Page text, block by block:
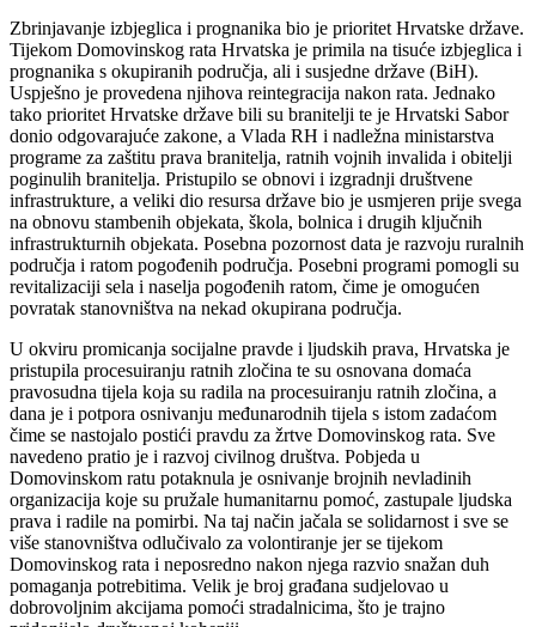
Zbrinjavanje izbjeglica i prognanika bio je prioritet Hrvatske države.
Tijekom Domovinskog rata Hrvatska je primila na tisuće izbjeglica i
prognanika s okupiranih područja, ali i susjedne države (BiH).
Uspješno je provedena njihova reintegracija nakon rata. Jednako
tako prioritet Hrvatske države bili su branitelji te je Hrvatski Sabor
donio odgovarajuće zakone, a Vlada RH i nadležna ministarstva
programe za zaštitu prava branitelja, ratnih vojnih invalida i obitelji
poginulih branitelja. Pristupilo se obnovi i izgradnji društvene
infrastrukture, a veliki dio resursa države bio je usmjeren prije svega
na obnovu stambenih objekata, škola, bolnica i drugih ključnih
infrastrukturnih objekata. Posebna pozornost data je razvoju ruralnih
područja i ratom pogođenih područja. Posebni programi pomogli su
revitalizaciji sela i naselja pogođenih ratom, čime je omogućen
povratak stanovništva na nekad okupirana područja.
U okviru promicanja socijalne pravde i ljudskih prava, Hrvatska je
pristupila procesuiranju ratnih zločina te su osnovana domaća
pravosudna tijela koja su radila na procesuiranju ratnih zločina, a
dana je i potpora osnivanju međunarodnih tijela s istom zadaćom
čime se nastojalo postići pravdu za žrtve Domovinskog rata. Sve
navedeno pratio je i razvoj civilnog društva. Pobjeda u
Domovinskom ratu potaknula je osnivanje brojnih nevladinih
organizacija koje su pružale humanitarnu pomoć, zastupale ljudska
prava i radile na pomirbi. Na taj način jačala se solidarnost i sve se
više stanovništva odlučivalo za volontiranje jer se tijekom
Domovinskog rata i neposredno nakon njega razvio snažan duh
pomaganja potrebitima. Velik je broj građana sudjelovao u
dobrovoljnim akcijama pomoći stradalnicima, što je trajno